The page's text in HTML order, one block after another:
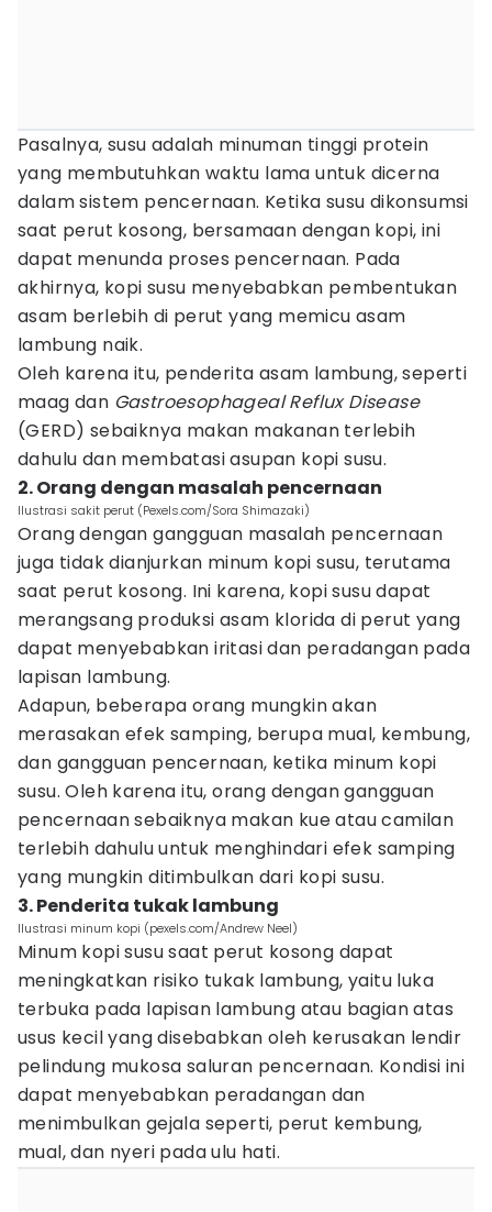
Pasalnya, susu adalah minuman tinggi protein
yang membutuhkan waktu lama untuk dicerna
dalam sistem pencernaan. Ketika susu dikonsumsi
saat perut kosong, bersamaan dengan kopi, ini
dapat menunda proses pencernaan. Pada
akhirnya, kopi susu menyebabkan pembentukan
asam berlebih di perut yang memicu asam
lambung naik.
Oleh karena itu, penderita asam lambung, seperti
maag dan Gastroesophageal Reflux Disease
(GERD) sebaiknya makan makanan terlebih
dahulu dan membatasi asupan kopi susu.
2. Orang dengan masalah pencernaan
Ilustrasi sakit perut (Pexels.com/Sora Shimazaki)
Orang dengan gangguan masalah pencernaan
juga tidak dianjurkan minum kopi susu, terutama
saat perut kosong. Ini karena, kopi susu dapat
merangsang produksi asam klorida di perut yang
dapat menyebabkan iritasi dan peradangan pada
lapisan lambung.
Adapun, beberapa orang mungkin akan
merasakan efek samping, berupa mual, kembung,
dan gangguan pencernaan, ketika minum kopi
susu. Oleh karena itu, orang dengan gangguan
pencernaan sebaiknya makan kue atau camilan
terlebih dahulu untuk menghindari efek samping
yang mungkin ditimbulkan dari kopi susu.
3. Penderita tukak lambung
Ilustrasi minum kopi (pexels.com/Andrew Neel)
Minum kopi susu saat perut kosong dapat
meningkatkan risiko tukak lambung, yaitu luka
terbuka pada lapisan lambung atau bagian atas
usus kecil yang disebabkan oleh kerusakan lendir
pelindung mukosa saluran pencernaan. Kondisi ini
dapat menyebabkan peradangan dan
menimbulkan gejala seperti, perut kembung,
mual, dan nyeri pada ulu hati.